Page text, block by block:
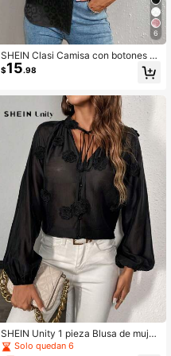
6
SHEIN Clasi Camisa con botones y
estampado de leopardo jacquard
$15.98
SHEIN Unity 1 pieza Blusa de mujer
con corbata de unicolor y decoraci
Solo quedan 6